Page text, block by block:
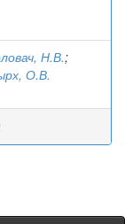
Н.В.;
О.В.